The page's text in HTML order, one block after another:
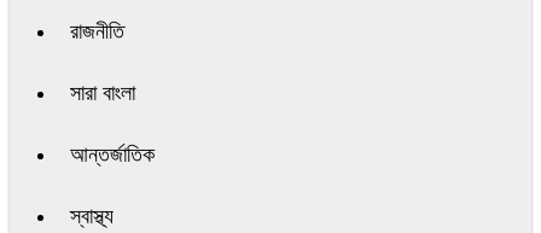
রাজনীতি
সারা বাংলা
আন্তর্জাতিক
স্বাস্থ্য